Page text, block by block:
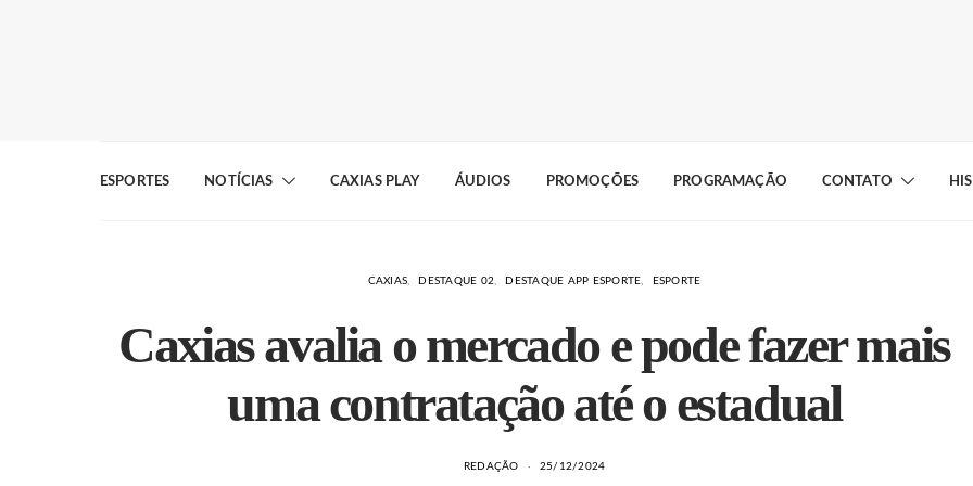
ESPORTES NOTÍCIAS CAXIAS PLAY ÁUDIOS PROMOÇÕES PROGRAMAÇÃO CONTATO
CAXIAS DESTAQUE 02 DESTAQUE APP ESPORTE ESPORTE
Caxias avalia o mercado e pode fazer mais
uma contratação até o estadual
REDAÇÃO 25/12/2024